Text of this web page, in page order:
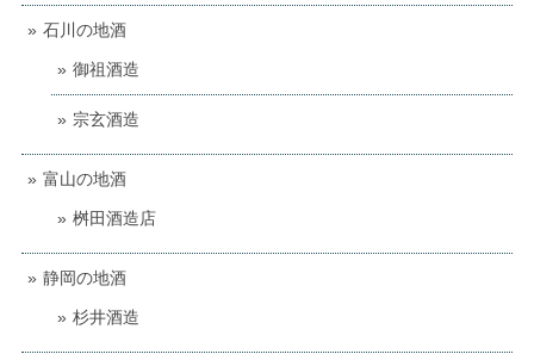
石川の地酒
御祖酒造
宗玄酒造
富山の地酒
桝田酒造店
静岡の地酒
杉井酒造